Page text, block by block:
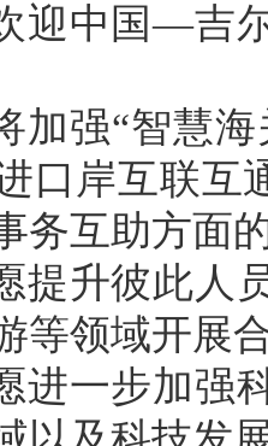
迎中国—吉
加强“智慧
口岸互联互
务互助方面
提升彼此人
等领域开展
进一步加强